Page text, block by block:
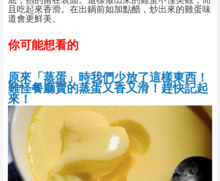
且吃起來香滑。在出鍋前如加點醋，炒出來的雞蛋味
道會更鮮美。
你可能想看的
原來「蒸蛋」時我們少放了這樣東西！
難怪餐廳賣的蒸蛋又香又滑！趕快記起
來！